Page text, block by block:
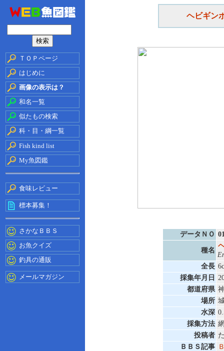
ＴＯＰページ
はじめに
画像の表示は？
和名一覧
似たもの検索
科・目・綱一覧
Fish kind list
My魚図鑑
食味レビュー
標本募集！
さかなＢＢＳ
お魚クイズ
釣具の通販
メールマガジン
ヘビギン
データＮＯ
種名
全長
採集年月日
都道府県
場所
水深
採集方法
投稿者
ＢＢＳ記事